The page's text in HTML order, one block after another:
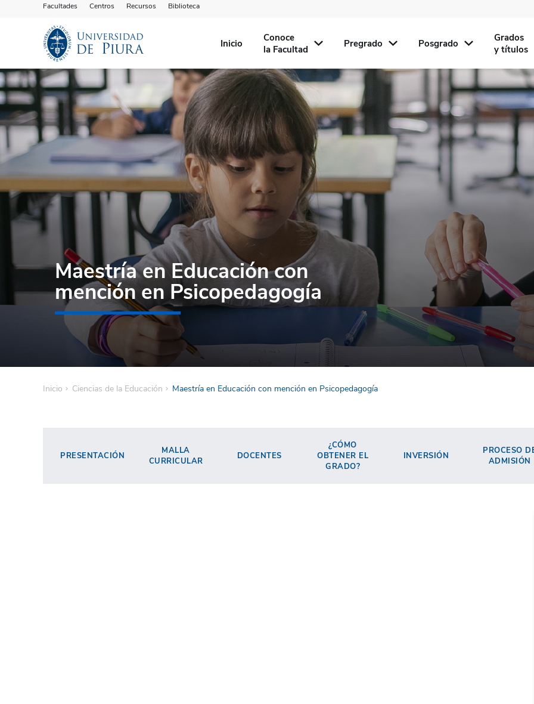
Facultades Centros Recursos Biblioteca
Inicio
Conoce
la Facultad
Pregrado Posgrado
Grados
y títulos
Maestría en Educación con
mención en Psicopedagogía
Inicio Ciencias de la Educación Maestría en Educación con mención en Psicopedagogía
PRESENTACIÓN
MALLA
CURRICULAR
DOCENTES
¿CÓMO
OBTENER EL
GRADO?
INVERSIÓN
PROCESO
ADMISIÓN